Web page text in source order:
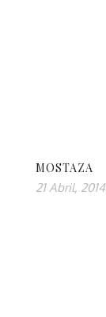
MOSTAZA
21 Abril, 2014